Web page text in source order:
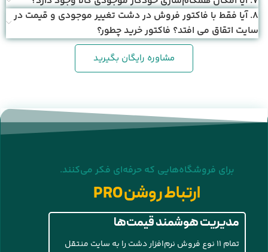
8. آیا فقط با فاکتور فروش در دشت تغییر موجودی و قیمت در
سایت اتقاق می افتد؟ فاکتور خرید چطور؟
مشاوره رایگان بگیرید
برای فروشگاه‌هایی که حرفه‌ای فکر می‌کنند.
ارتباط روشن PRO
مدیریت هوشمند قیمت‌ها
تمام ۱۱ نوع فروش نرم‌افزار دشت را به سایت منتقل